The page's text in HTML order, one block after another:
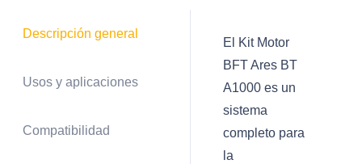
Descripción general
Usos y aplicaciones
Compatibilidad
El Kit Motor
BFT Ares BT
A1000 es un
sistema
completo para
la